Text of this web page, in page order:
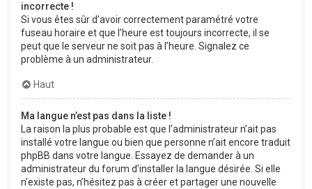
incorrecte !
Si vous êtes sûr d’avoir correctement paramétré votre
fuseau horaire et que l’heure est toujours incorrecte, il se
peut que le serveur ne soit pas à l’heure. Signalez ce
problème à un administrateur.
Haut
Ma langue n’est pas dans la liste !
La raison la plus probable est que l’administrateur n’ait pas
installé votre langue ou bien que personne n’ait encore traduit
phpBB dans votre langue. Essayez de demander à un
administrateur du forum d’installer la langue désirée. Si elle
n’existe pas, n’hésitez pas à créer et partager une nouvelle